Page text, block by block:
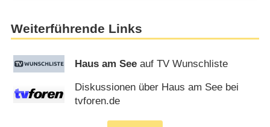
Weiterführende Links
Haus am See auf TV Wunschliste
Diskussionen über Haus am See bei
tvforen.de